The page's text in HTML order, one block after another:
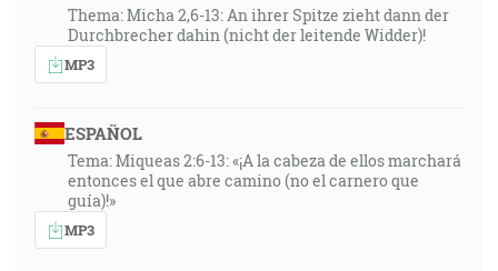
Thema: Micha 2,6-13: An ihrer Spitze zieht dann der
Durchbrecher dahin (nicht der leitende Widder)!
MP3
ESPAÑOL
Tema: Miqueas 2:6-13: «¡A la cabeza de ellos marchará
entonces el que abre camino (no el carnero que
guía)!»
MP3